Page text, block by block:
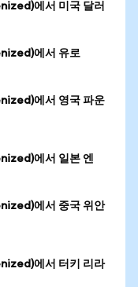
에서 미국 달러
에서 유로
에서 영국 파운
에서 일본 엔
에서 중국 위안
에서 터키 리라